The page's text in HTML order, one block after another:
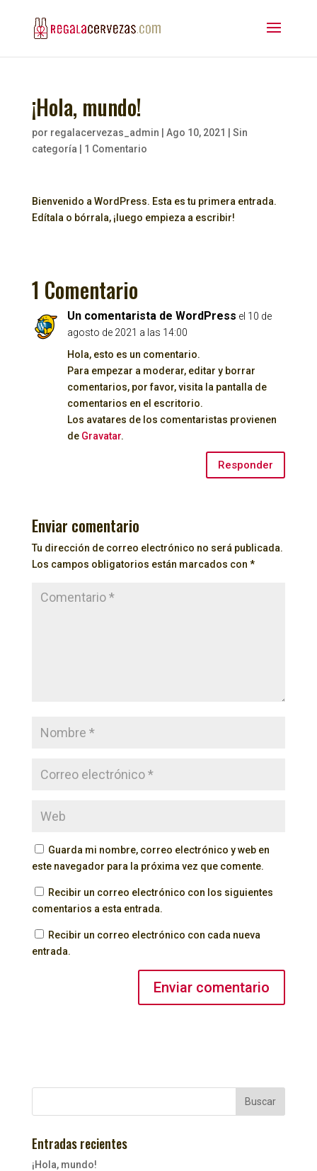
¡Hola, mundo!
por regalacervezas_admin Ago 10, 2021
Sin
categoría
1 Comentario
Bienvenido a WordPress. Esta es tu primera entrada.
Edítala o bórrala, ¡luego empieza a escribir!
1 Comentario
Un comentarista de WordPress el 10 de
agosto de 2021 a las 14:00
Hola, esto es un comentario.
Para empezar a moderar, editar y borrar
comentarios, por favor, visita la pantalla de
comentarios en el escritorio.
Los avatares de los comentaristas provienen
de Gravatar.
Responder
Enviar comentario
Tu dirección de correo electrónico no será publicada.
Los campos obligatorios están marcados con *
Guarda mi nombre, correo electrónico y web en
este navegador para la próxima vez que comente.
Recibir un correo electrónico con los siguientes
comentarios a esta entrada.
Recibir un correo electrónico con cada nueva
entrada.
Buscar
Entradas recientes
¡Hola, mundo!